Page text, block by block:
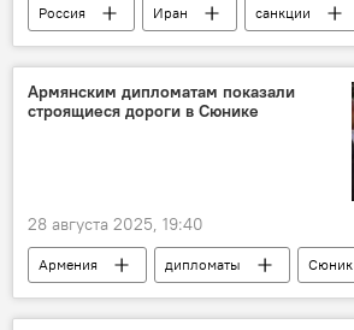
Россия Иран санкции
Армянским дипломатам показали
строящиеся дороги в Сюнике
28 августа 2025, 19:40
Армения дипломаты
Сюник
Политика
Новости Армения